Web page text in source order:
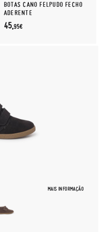
BOTAS CANO FELPUDO FECHO
ADERENTE
45,95€
MAIS INFORMAÇÃO